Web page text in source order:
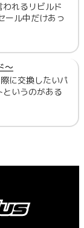
れるリビルド
ール中だけあっ
～
に交換したいパ
いうのがある